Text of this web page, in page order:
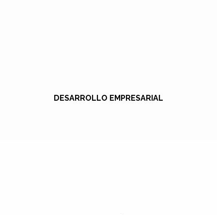
DESARROLLO EMPRESARIAL